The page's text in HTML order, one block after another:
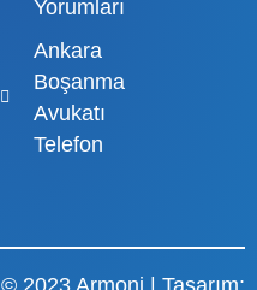
Yorumları
Ankara
Boşanma
Avukatı
Telefon